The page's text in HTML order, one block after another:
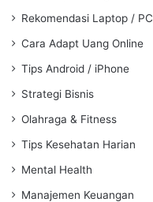
Rekomendasi Laptop / PC
Cara Adapt Uang Online
Tips Android / iPhone
Strategi Bisnis
Olahraga & Fitness
Tips Kesehatan Harian
Mental Health
Manajemen Keuangan